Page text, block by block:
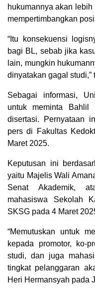
hukumannya akan
mempertimbangkan
“Itu konsekuensi
bagi BL, sebab jika
lain, mungkin
dinyatakan gagal studi,”
Sebagai informasi,
untuk meminta Bahlil
disertasi. Pernyataan
pers di Fakultas
Maret 2025.
Keputusan ini
yaitu Majelis Wali
Senat Akademik,
mahasiswa Sekolah
SKSG pada 4 Maret
“Memutuskan untuk
kepada promotor, ko-
studi, dan juga
tingkat pelanggaran
Heri Hermansyah pada